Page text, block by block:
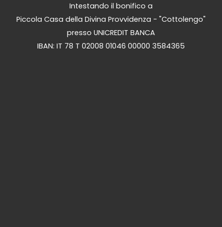
Intestando il bonifico a
Piccola Casa della Divina Provvidenza - "Cottolengo"
presso UNICREDIT BANCA
IBAN: IT 78 T 02008 01046 00000 3584365